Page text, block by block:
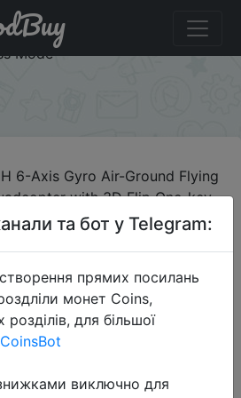
4CH 6-Axis Gyro Air-Ground
Quadcopter with 3D Flip One-
Mode
4CH 6-Axis Gyro
Car RC Drone RTF
3D Flip One-key
Mode
та бот у Telegram:
прямих посилань
монет Coins,
для більшої
виключно для